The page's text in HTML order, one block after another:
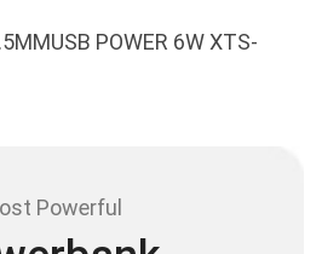
POWER 6W XTS-
Powerful